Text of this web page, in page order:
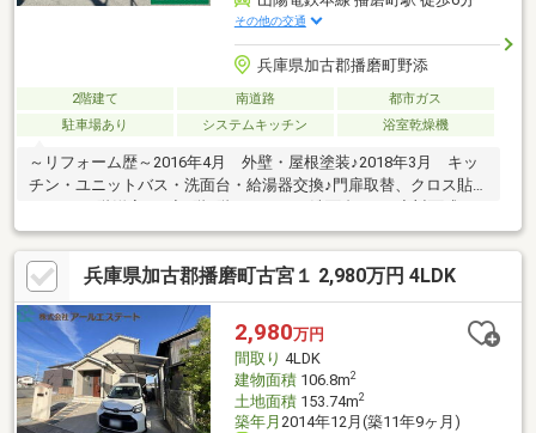
その他の交通
兵庫県加古郡播磨町野添
2階建て 南道路
都市ガス
駐車場あり
システムキッチン 浴室乾燥機
～リフォーム歴～2016年4月 外壁・屋根塗装♪2018年3月 キッ
チン・ユニットバス・洗面台・給湯器交換♪門扉取替、クロス貼替
ッチン♪リビング南側から明るい陽ざしが差し込みます♪◆1階和
室は独立タイプ♪客間としても重宝します♪◆全居室6帖、全居室
収納スペースの4LDK♪◆コープ播磨店まで徒歩4分（約300ｍ）
と、お買い物も便利良い立地♪●写真中の家具調度品は含まれませ
んご案内予約随時受付中です♪お気軽にお申し付けください♪
兵庫県加古郡播磨町古宮１ 2,980万円 4LDK
2,980万円
間取り 4LDK
建物面積106.8m2
土地面積153.74m2
築年月 2014年12月(築11年9ヶ月)